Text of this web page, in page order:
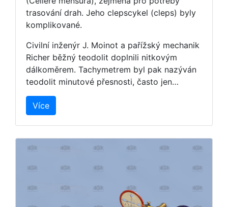
trasování drah. Jeho clepscykel (cleps) byly
komplikované.
Civilní inženýr J. Moinot a pařížský mechanik
Richer běžný teodolit doplnili nitkovým
dálkoměrem. Tachymetrem byl pak nazýván
teodolit minutové přesnosti, často jen…
Více